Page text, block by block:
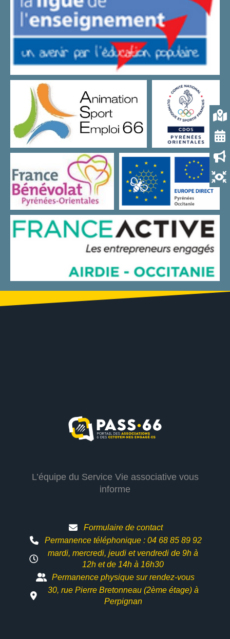
L’équipe du Service Vie associative vous
informe
Formulaire de contact
Permanence téléphonique : 04 68 85 89 92
mardi, mercredi, jeudi et vendredi de 9h à
12h etde 14h à 16h30
Permanence physique sur rendez-vous
30, rue Pierre Bretonneau (2ème étage) à
Perpignan